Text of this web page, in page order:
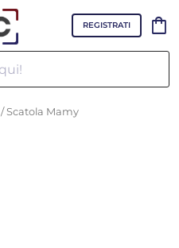
REGISTRATI shopping_bag
/ Scatola Mamy